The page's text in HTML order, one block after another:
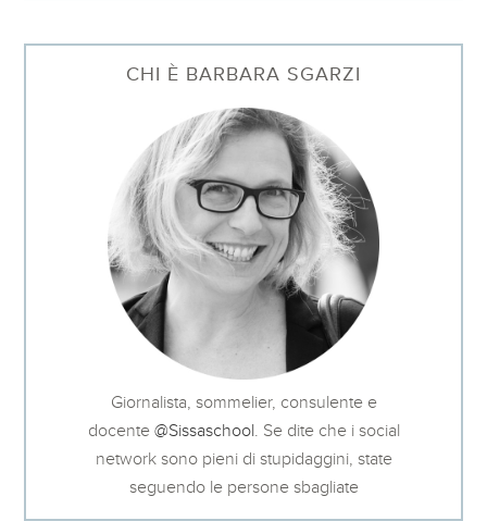
CHI È BARBARA SGARZI
Giornalista, sommelier, consulente e
docente @Sissaschool. Se dite che i social
network sono pieni di stupidaggini, state
seguendo le persone sbagliate